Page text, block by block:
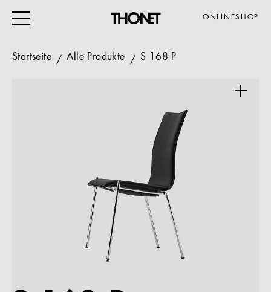
ONLINESHOP
ALLE PRODUKTE
Startseite Alle Produkte S 168 P